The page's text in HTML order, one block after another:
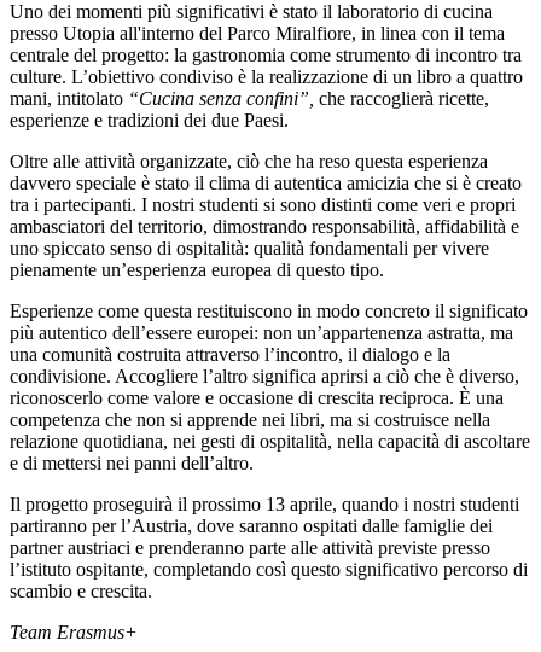
Uno dei momenti più significativi è stato il laboratorio di cucina
presso Utopia all'interno del Parco Miralfiore, in linea con il tema
centrale del progetto: la gastronomia come strumento di incontro tra
culture. L’obiettivo condiviso è la realizzazione di un libro a quattro
mani, intitolato “Cucina senza confini” che raccoglierà ricette,
esperienze e tradizioni dei due Paesi.
Oltre alle attività organizzate, ciò che ha reso questa esperienza
davvero speciale è stato il clima di autentica amicizia che si è creato
tra i partecipanti. I nostri studenti si sono distinti come veri e propri
ambasciatori del territorio, dimostrando responsabilità, affidabilità e
uno spiccato senso di ospitalità: qualità fondamentali per vivere
pienamente un’esperienza europea di questo tipo.
Esperienze come questa restituiscono in modo concreto il significato
più autentico dell’essere europei: non un’appartenenza astratta, ma
una comunità costruita attraverso l’incontro, il dialogo e la
condivisione. Accogliere l’altro significa aprirsi a ciò che è diverso,
riconoscerlo come valore e occasione di crescita reciproca. È una
competenza che non si apprende nei libri, ma si costruisce nella
relazione quotidiana, nei gesti di ospitalità, nella capacità di ascoltare
e di mettersi nei panni dell’altro.
Il progetto proseguirà il prossimo 13 aprile, quando i nostri studenti
partiranno per l’Austria, dove saranno ospitati dalle famiglie dei
partner austriaci e prenderanno parte alle attività previste presso
l’istituto ospitante, completando così questo significativo percorso di
scambio e crescita.
Team Erasmus+